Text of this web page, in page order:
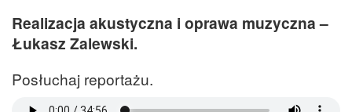
Realizacja akustyczna i oprawa muzyczna –
Łukasz Zalewski.
Posłuchaj reportażu.